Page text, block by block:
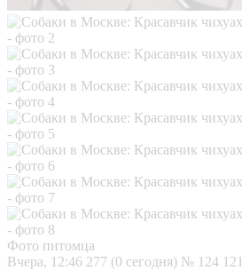
Фото питомца
Вчера, 12:46 277 (0 сегодня) № 124 121